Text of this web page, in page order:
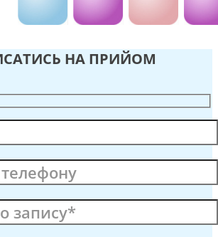
НА ПРИЙОМ